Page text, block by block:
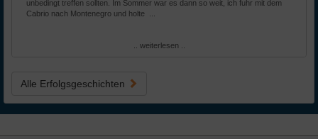
unbedingt treffen sollten. Im Sommer war es dann so weit, ich fuhr mit dem
Cabrio nach Montenegro und holte ...
.. weiterlesen ..
Alle Erfolgsgeschichten